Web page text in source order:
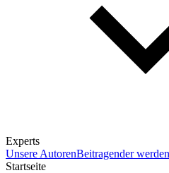
Experts
Unsere AutorenBeitragender werden
Startseite